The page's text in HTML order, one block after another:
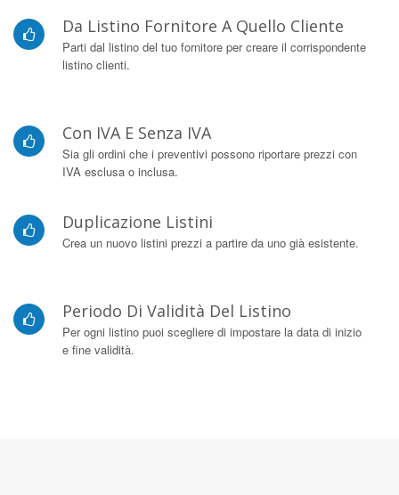
Da Listino Fornitore A Quello Cliente
Parti dal listino del tuo fornitore per creare il corrispondente
listino clienti.
Con IVA E Senza IVA
Sia gli ordini che i preventivi possono riportare prezzi con
IVA esclusa o inclusa.
Duplicazione Listini
Crea un nuovo listini prezzi a partire da uno già esistente.
Periodo Di Validità Del Listino
Per ogni listino puoi scegliere di impostare la data di inizio
e fine validità.